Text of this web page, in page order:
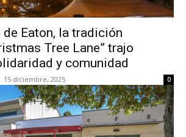
de Eaton, la tradición
Tree Lane” trajo
y comunidad
15 diciembre, 2025 0